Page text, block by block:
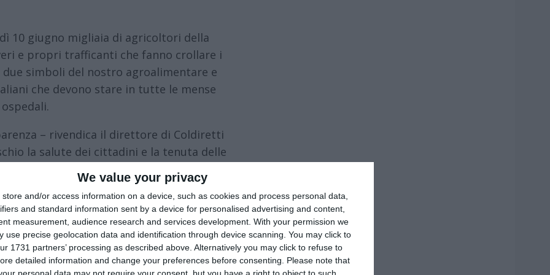
We value your privacy
store and/or access information on a device, such as cookies and process personal data,
and standard information sent by a device for personalised advertising and content,
measurement, audience research and services development. With your permission we
use precise geolocation data and identification through device scanning. You may click to
1731 partners’ processing as described above. Alternatively you may click to refuse to
detailed information and change your preferences before consenting.
Please note that
personal data may not require your consent, but you have a right to object to such
10 giugno migliaia di agricoltori della
e propri trafficanti che fanno crollare i
due simboli del nostro agroalimentare e
che devono stare in tutte le mense
– rivendica il direttore di Coldiretti
la salute dei cittadini e la tenuta delle
a causa dell’aumento dei costi legato
i nostri soci, che ringraziamo, al blitz di
capoluogo di Regione, insieme a
le province dell’Emilia-Romagna”.
riconosciuti agli agricoltori per il
mentre sugli scaffali i prezzi dei prodotti